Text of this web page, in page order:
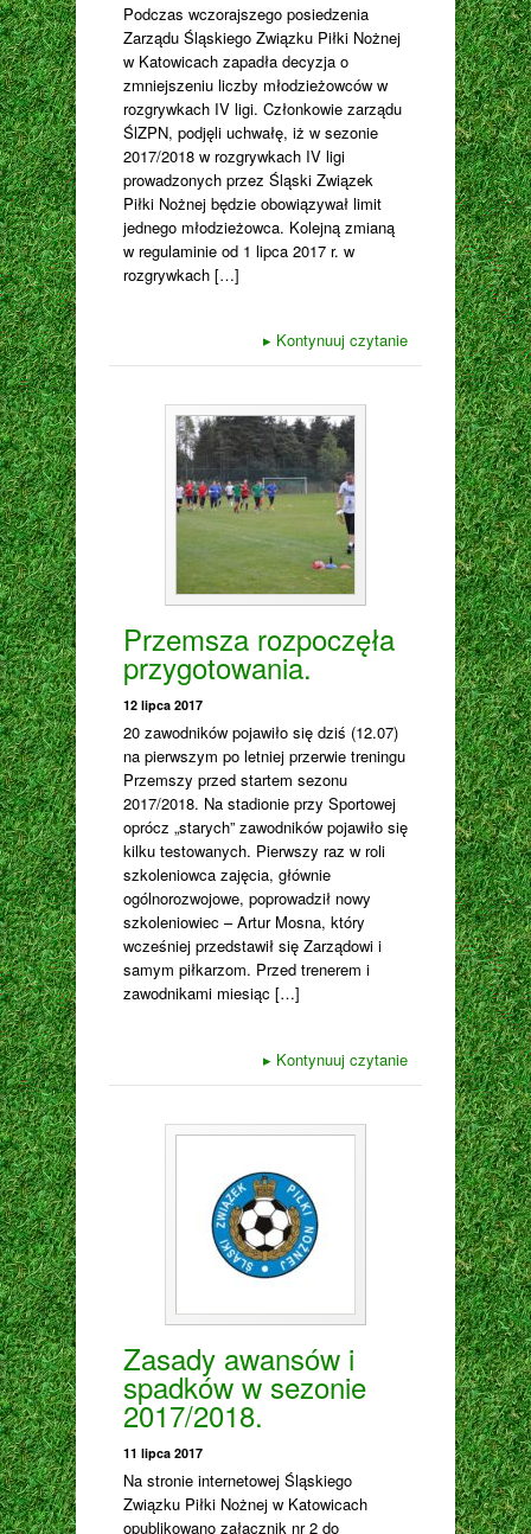
Podczas wczorajszego posiedzenia
Zarządu Śląskiego Związku Piłki Nożnej
w Katowicach zapadła decyzja o
zmniejszeniu liczby młodzieżowców w
rozgrywkach IV ligi. Członkowie zarządu
ŚlZPN, podjęli uchwałę, iż w sezonie
2017/2018 w rozgrywkach IV ligi
prowadzonych przez Śląski Związek
Piłki Nożnej będzie obowiązywał limit
jednego młodzieżowca. Kolejną zmianą
w regulaminie od 1 lipca 2017 r. w
rozgrywkach […]
▸ Kontynuuj czytanie
Przemsza rozpoczęła
przygotowania.
12 lipca 2017
20 zawodników pojawiło się dziś (12.07)
na pierwszym po letniej przerwie treningu
Przemszy przed startem sezonu
2017/2018. Na stadionie przy Sportowej
oprócz „starych” zawodników pojawiło się
kilku testowanych. Pierwszy raz w roli
szkoleniowca zajęcia, głównie
ogólnorozwojowe, poprowadził nowy
szkoleniowiec – Artur Mosna, który
wcześniej przedstawił się Zarządowi i
samym piłkarzom. Przed trenerem i
zawodnikami miesiąc […]
▸ Kontynuuj czytanie
Zasady awansów i
spadków w sezonie
2017/2018.
11 lipca 2017
Na stronie internetowej Śląskiego
Związku Piłki Nożnej w Katowicach
opublikowano załącznik nr 2 do